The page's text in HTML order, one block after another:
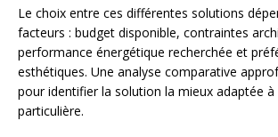
Le choix entre ces différentes solutions
facteurs : budget disponible, contraintes
performance énergétique recherchée et
esthétiques. Une analyse comparative
pour identifier la solution la mieux adaptée
particulière.